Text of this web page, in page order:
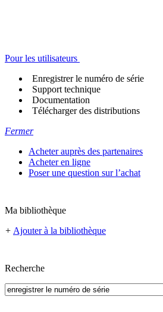
Pour les utilisateurs
Enregistrer le numéro de série
Support technique
Documentation
Télécharger des distributions
Fermer
Acheter auprès des partenaires
Acheter en ligne
Poser une question sur l’achat
Ma bibliothèque
+ Ajouter à la bibliothèque
Recherche